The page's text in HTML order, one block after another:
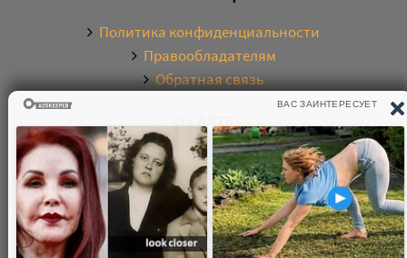
Политика конфиденциальности
Правообладателям
Обратная связь
Электронная библиотека аудиокниг. Более 20000
аудиокниг в хорошем качестве. Слушайте аудиокниги
бесплатно онлайн и без регистрации. По любым